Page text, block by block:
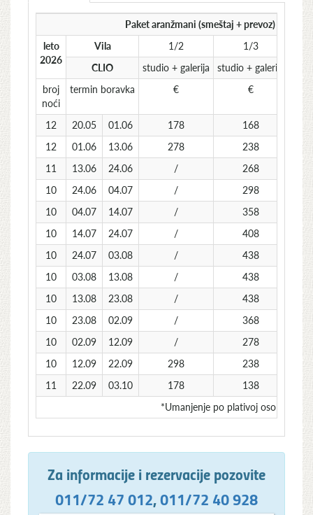
Paket aranžmani (smeštaj + prevoz) po
leto
2026
Vila 1/2
1/3
CLIO
studio + galerija studio + galerija
broj
noći
termin boravka € €
12 20.05 01.06 178
168
12
01.06 13.06 278
238
11
13.06 24.06 /
268
10
24.06 04.07 /
298
10
04.07 14.07 /
358
10
14.07 24.07 /
408
10
24.07 03.08 /
438
10
03.08 13.08 /
438
10
13.08 23.08 /
438
10
23.08 02.09 /
368
10
02.09 12.09 /
278
10
12.09 22.09 298
238
11
22.09 03.10 178
138
*Umanjenje po plativoj osobi za
Za informacije i rezervacije pozovite
011/72 47 012,011/72 40 928